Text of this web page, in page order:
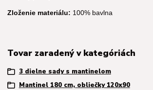
Zloženie materiálu: 100% bavlna
Tovar zaradený v kategóriách
3 dielne sady s mantinelom
Mantinel 180 cm, obliečky 120x90